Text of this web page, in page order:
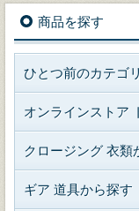
商品を探す
ひとつ前のカテゴ
オンラインストア
クロージング 衣類
ギア 道具から探す